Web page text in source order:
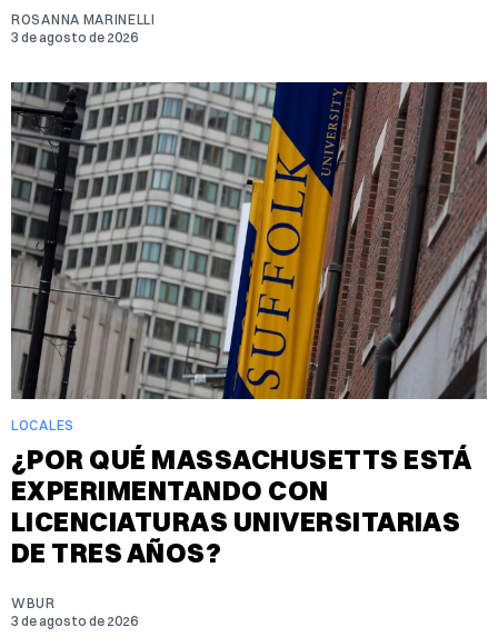
ROSANNA MARINELLI
3 de agosto de 2026
LOCALES
¿POR QUÉ MASSACHUSETTS ESTÁ
EXPERIMENTANDO CON
LICENCIATURAS UNIVERSITARIAS
DE TRES AÑOS?
WBUR
3 de agosto de 2026